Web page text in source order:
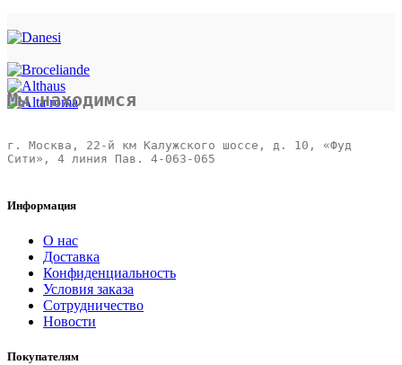
Мы находимся
г. Москва, 22-й км Калужского шоссе, д. 10, «Фуд
Сити», 4 линия Пав. 4-063-065
Информация
О нас
Доставка
Конфиденциальность
Условия заказа
Сотрудничество
Новости
Покупателям